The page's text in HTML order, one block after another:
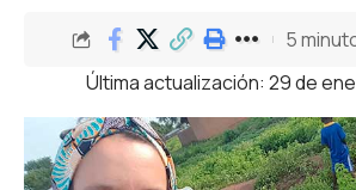
Última actualización: 29 de
5